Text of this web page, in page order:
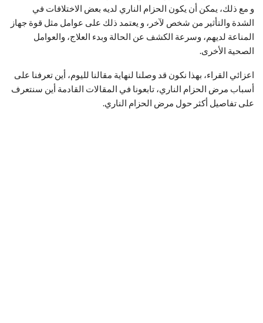
و مع ذلك، يمكن أن يكون الحزام الناري لديه بعض الاختلافات في
الشدة والتأثير من شخص لآخر، و يعتمد ذلك على عوامل مثل قوة جهاز
المناعة لديهم، وسرعة الكشف عن الحالة وبدء العلاج، والعوامل
الصحية الأخرى.
اعزائي القراء، بهذا نكون قد وصلنا لنهاية مقالنا لليوم، أين تعرفنا على
أسباب مرض الحزام الناري، تابعونا في المقالات القادمة أين سنتعرف
على تفاصيل أكثر حول مرض الحزام الناري.